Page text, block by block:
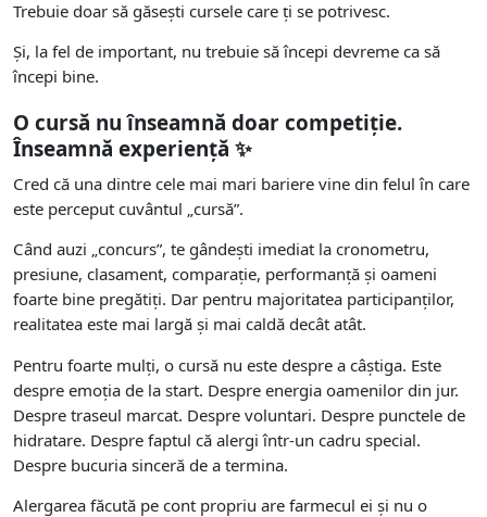
Trebuie doar să găsești cursele care ți se potrivesc.
Și, la fel de important, nu trebuie să începi devreme ca să
începi bine.
O cursă nu înseamnă doar competiție.
Înseamnă experiență ✨
Cred că una dintre cele mai mari bariere vine din felul în care
este perceput cuvântul „cursă”.
Când auzi „concurs”, te gândești imediat la cronometru,
presiune, clasament, comparație, performanță și oameni
foarte bine pregătiți. Dar pentru majoritatea participanților,
realitatea este mai largă și mai caldă decât atât.
Pentru foarte mulți, o cursă nu este despre a câștiga. Este
despre emoția de la start. Despre energia oamenilor din jur.
Despre traseul marcat. Despre voluntari. Despre punctele de
hidratare. Despre faptul că alergi într-un cadru special.
Despre bucuria sinceră de a termina.
Alergarea făcută pe cont propriu are farmecul ei și nu o